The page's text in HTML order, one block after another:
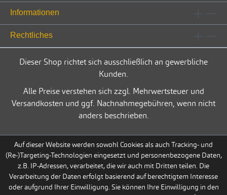
Informationen
Rechtliches
Dieser Shop richtet sich ausschließlich an gewerbliche
Kunden.
Alle Preise verstehen sich zzgl. Mehrwertsteuer und
Versandkosten und ggf. Nachnahmegebühren, wenn nicht
anders beschrieben.
Auf dieser Website werden sowohl Cookies als auch Tracking- und
(Re-)Targeting-Technologien eingesetzt und personenbezogene Daten,
z.B. IP-Adressen, verarbeitet, die wir auch mit Dritten teilen. Die
Verarbeitung der Daten erfolgt basierend auf berechtigtem Interesse
oder aufgrund Ihrer Einwilligung. Sie können Ihre Einwilligung in den